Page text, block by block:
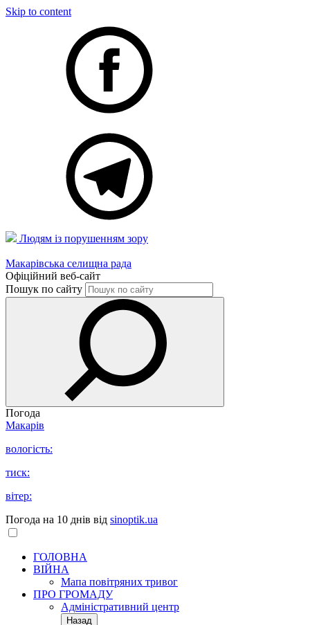
Skip to content
Людям із порушенням зору
Макарівська селищна рада
Офіційний веб-сайт
Пошук по сайту
Погода
Макарів
вологість:
тиск:
вітер:
Погода на 10 днів від sinoptik.ua
ГОЛОВНА
ВІЙНА
Мапа повітряних тривог
ПРО ГРОМАДУ
Aдміністративний центр
Назад